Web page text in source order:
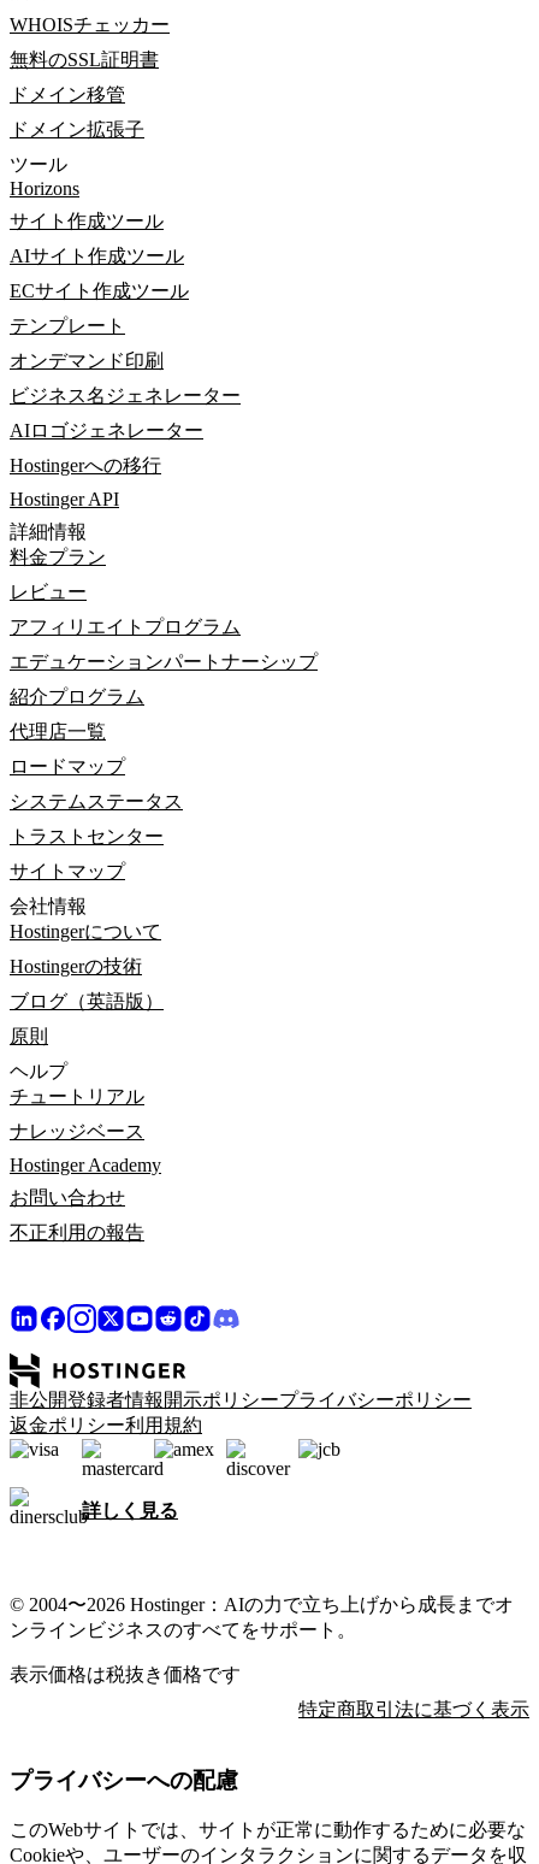
WHOISチェッカー
無料のSSL証明書
ドメイン移管
ドメイン拡張子
ツール
Horizons
サイト作成ツール
AIサイト作成ツール
ECサイト作成ツール
テンプレート
オンデマンド印刷
ビジネス名ジェネレーター
AIロゴジェネレーター
Hostingerへの移行
Hostinger API
詳細情報
料金プラン
レビュー
アフィリエイトプログラム
エデュケーションパートナーシップ
紹介プログラム
代理店一覧
ロードマップ
システムステータス
トラストセンター
サイトマップ
会社情報
Hostingerについて
Hostingerの技術
ブログ（英語版）
原則
ヘルプ
チュートリアル
ナレッジベース
Hostinger Academy
お問い合わせ
不正利用の報告
非公開登録者情報開示ポリシープライバシーポリシー
返金ポリシー利用規約
詳しく見る
© 2004〜2026 Hostinger：AIの力で立ち上げから成長までオ
ンラインビジネスのすべてをサポート。
表示価格は税抜き価格です
特定商取引法に基づく表示
プライバシーへの配慮
このWebサイトでは、サイトが正常に動作するために必要な
Cookieや、ユーザーのインタラクションに関するデータを収